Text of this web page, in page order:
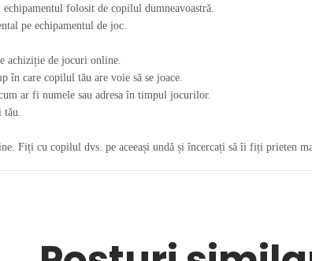
folosit de copilul dumneavoastră.
pe echipamentul de joc.
achiziție de jocuri online.
în care copilul tău are voie să se joace.
ar fi numele sau adresa în timpul jocurilor.
Fiți cu copilul dvs. pe aceeași undă și încercați să îi fiți prieten